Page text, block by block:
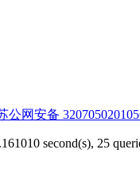
公网安备
second(s), 25